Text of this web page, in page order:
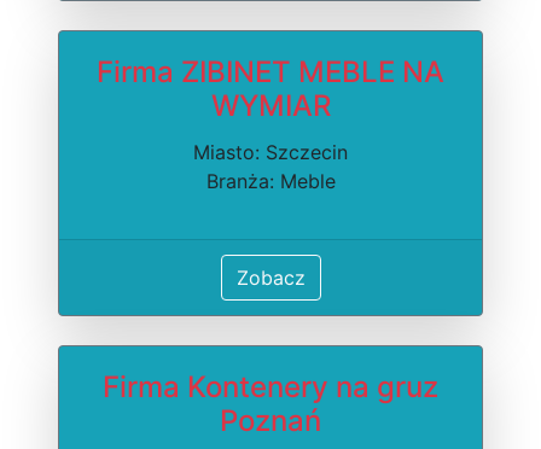
Firma ZIBINET MEBLE NA
WYMIAR
Miasto: Szczecin
Branża: Meble
Zobacz
Firma Kontenery na gruz
Poznań